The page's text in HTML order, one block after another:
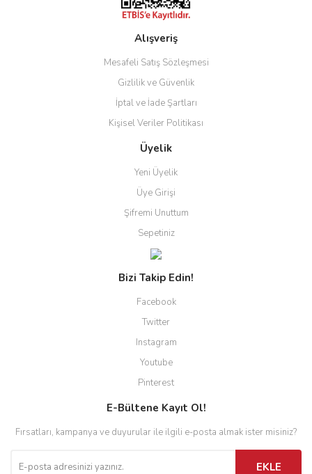
Alışveriş
Mesafeli Satış Sözleşmesi
Gizlilik ve Güvenlik
İptal ve İade Şartları
Kişisel Veriler Politikası
Üyelik
Yeni Üyelik
Üye Girişi
Şifremi Unuttum
Sepetiniz
Bizi Takip Edin!
Facebook
Twitter
Instagram
Youtube
Pinterest
E-Bültene Kayıt Ol!
Fırsatları, kampanya ve duyurular ile ilgili e-posta almak ister misiniz?
EKLE